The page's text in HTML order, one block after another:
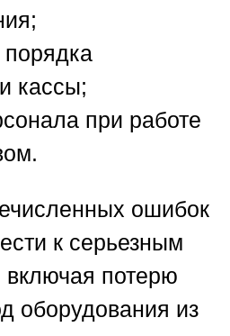
кассы;
при работе
ошибок
к серьезным
включая потерю
оборудования из